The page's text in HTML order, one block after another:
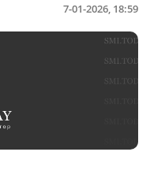
7-01-2026, 18:59